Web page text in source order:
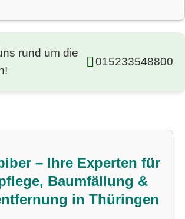
rund um die
015233548800
– Ihre Experten für
Baumfällung &
in Thüringen